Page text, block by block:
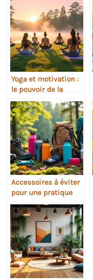
Yoga et motivation :
le pouvoir de la
constance
Accessoires à éviter
pour une pratique
naturelle